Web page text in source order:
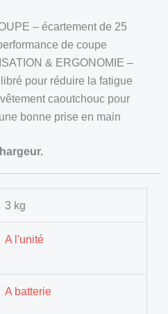
– écartement de 25
de coupe
& ERGONOMIE –
pour réduire la fatigue
caoutchouc pour
bonne prise en main
3 kg
A l'unité
A batterie